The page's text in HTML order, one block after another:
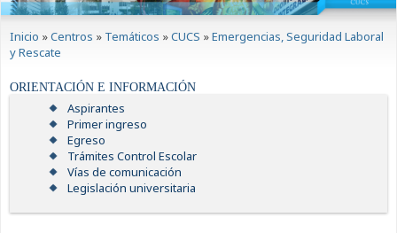
Inicio »Centros » Temáticos »CUCS »Emergencias, Seguridad Laboral
y Rescate
ORIENTACIÓN E INFORMACIÓN
Aspirantes
Primer ingreso
Egreso
Trámites Control Escolar
Vías de comunicación
Legislación universitaria